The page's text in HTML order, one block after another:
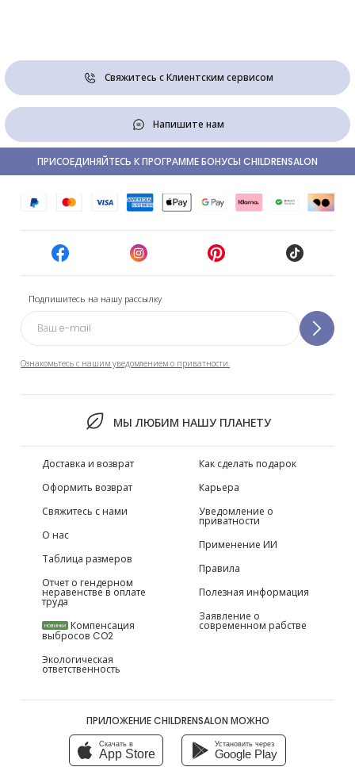
Свяжитесь с Клиентским сервисом
Напишите нам
Подпишитесь на нашу рассылку
Ознакомьтесь с нашим уведомлением о приватности.
МЫ ЛЮБИМ НАШУ ПЛАНЕТУ
ПРИСОЕДИНЯЙТЕСЬ К ПРОГРАММЕ БОНУСЫ CHILDRENSALON
Доставка и возврат
Оформить возврат
Свяжитесь с нами
О нас
Таблица размеров
Отчет о гендерном
неравенстве в оплате
труда
НОВИНКИ Компенсация
выбросов CO2
Экологическая
ответственность
Как сделать подарок
Карьера
Уведомление о
приватности
Применение ИИ
Правила
Полезная информация
Заявление о
современном рабстве
ПРИЛОЖЕНИЕ CHILDRENSALON МОЖНО
Скачать в
App Store
Установить через
Google Play